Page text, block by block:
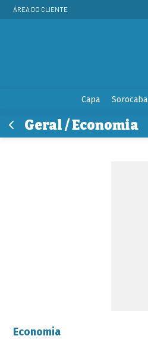
ÁREA DO CLIENTE
Capa Sorocaba
Geral / Economia
Economia